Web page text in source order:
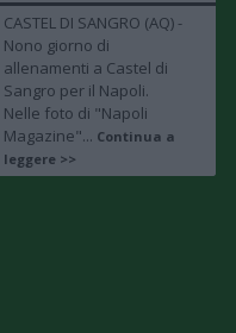
CASTEL DI SANGRO (AQ) -
Nono giorno di
allenamenti a Castel di
Sangro per il Napoli.
Nelle foto di "Napoli
Magazine"... Continua a
leggere >>